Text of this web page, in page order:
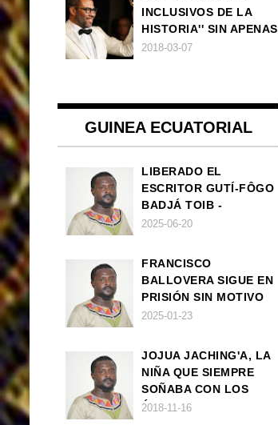
INCLUSIVOS DE LA
HISTORIA'' SIN APENAS
TRIUNFOS AFRO
2018-03-07
GUINEA ECUATORIAL
LIBERADO EL
ESCRITOR GUTÍ-FÔGO
BADJÁ TOIB -
FRANCISCO
2025-06-20
FRANCISCO
BALLOVERA SIGUE EN
PRISIÓN SIN MOTIVO
ALGUNO
2025-01-23
JOJUA JACHING'A, LA
NIÑA QUE SIEMPRE
SOÑABA CON LOS
ÁNGELES (UN CUENTO
2018-11-16